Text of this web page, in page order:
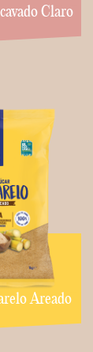
Claro
Areado